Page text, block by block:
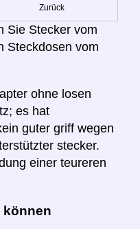
Zurück
Sie Stecker vom
Steckdosen vom
ohne losen
es hat
guter griff wegen
stecker.
einer teureren
können